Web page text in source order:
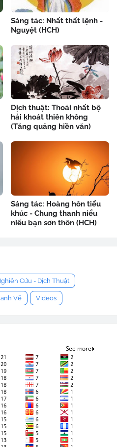
Sáng tác: Nhất thất lệnh -
Nguyệt (HCH)
Dịch thuật: Thoái nhất bộ
hải khoát thiên không
(Tăng quảng hiền văn)
Sáng tác: Hoàng hôn tiểu
khúc - Chung thanh niểu
niểu bạn sơn thôn (HCH)
Cứu - Dịch Thuật
Vẽ Videos